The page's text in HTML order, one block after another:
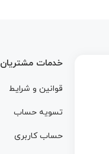
خدمات مشتریان
قوانین و شرایط
تسویه حساب
حساب کاربری